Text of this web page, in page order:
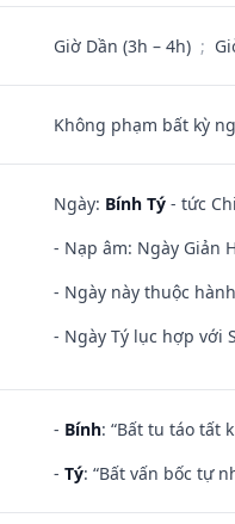
Giờ Dần (3h – 4h) ;
Không phạm bất kỳ
Ngày: Bính Tý - tức
- Nạp âm: Ngày Giản
- Ngày này thuộc
- Ngày Tý lục hợp với
- Bính: “Bất tu táo tất
- Tý: “Bất vấn bốc tự